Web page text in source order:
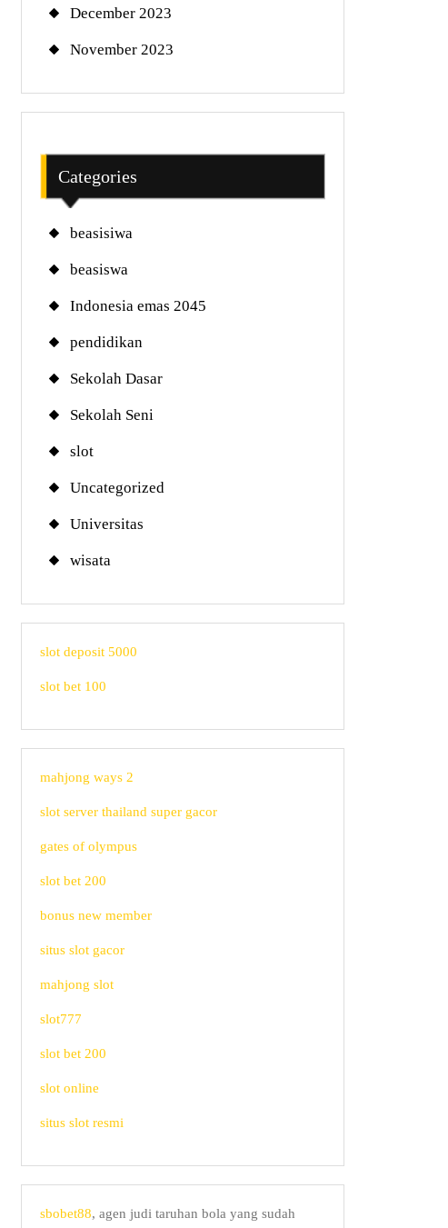
December 2023
November 2023
Categories
beasisiwa
beasiswa
Indonesia emas 2045
pendidikan
Sekolah Dasar
Sekolah Seni
slot
Uncategorized
Universitas
wisata
slot deposit 5000
slot bet 100
mahjong ways 2
slot server thailand super gacor
gates of olympus
slot bet 200
bonus new member
situs slot gacor
mahjong slot
slot777
slot bet 200
slot online
situs slot resmi
sbobet88, agen judi taruhan bola yang sudah